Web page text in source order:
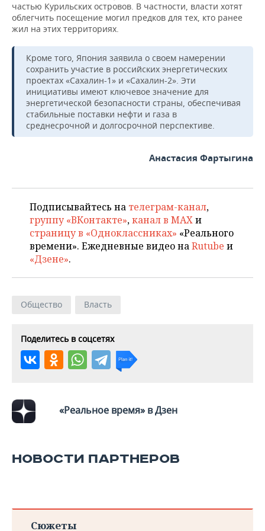
частью Курильских островов. В частности, власти хотят
облегчить посещение могил предков для тех, кто ранее
жил на этих территориях.
Кроме того, Япония заявила о своем намерении
сохранить участие в российских энергетических
проектах «Сахалин-1» и «Сахалин-2». Эти
инициативы имеют ключевое значение для
энергетической безопасности страны, обеспечивая
стабильные поставки нефти и газа в
среднесрочной и долгосрочной перспективе.
Анастасия Фартыгина
Подписывайтесь на телеграм-канал,
группу «ВКонтакте»,канал в MAXи
страницу в «Одноклассниках» «Реального
времени». Ежедневные видео наRutube и
«Дзене».
Общество Власть
Поделитесь в соцсетях
«Реальное время» в Дзен
НОВОСТИ ПАРТНЕРОВ
Сюжеты